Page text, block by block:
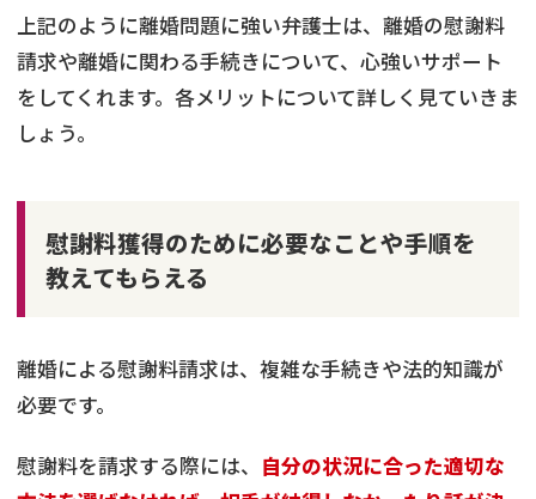
上記のように離婚問題に強い弁護士は、離婚の慰謝料
請求や離婚に関わる手続きについて、心強いサポート
をしてくれます。各メリットについて詳しく見ていきま
しょう。
慰謝料獲得のために必要なことや手順を
教えてもらえる
離婚による慰謝料請求は、複雑な手続きや法的知識が
必要です。
慰謝料を請求する際には、 自分の状況に合った適切な